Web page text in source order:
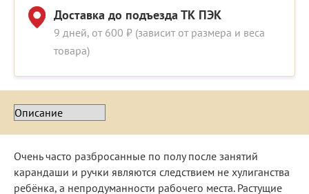
Доставка до подъезда ТК ПЭК
9 дней, от 600 ₽ (зависит от размера и веса
товара)
Очень часто разбросанные по полу после занятий
карандаши и ручки являются следствием не хулиганства
ребёнка, а непродуманности рабочего места. Растущие